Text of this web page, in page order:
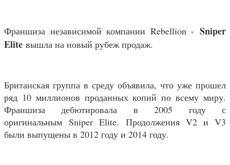
Франшиза независимой компании Rebellion - Sniper
Elite вышла на новый рубеж продаж.
Британская группа в среду объявила, что уже прошел
ряд 10 миллионов проданных копий по всему миру.
Франшиза дебютировала в 2005 году с
оригинальнымSniper Elite. Продолжения V2 и V3
были выпущены в 2012 году и 2014 году.